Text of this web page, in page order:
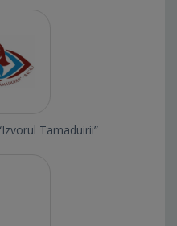
Tamaduirii”